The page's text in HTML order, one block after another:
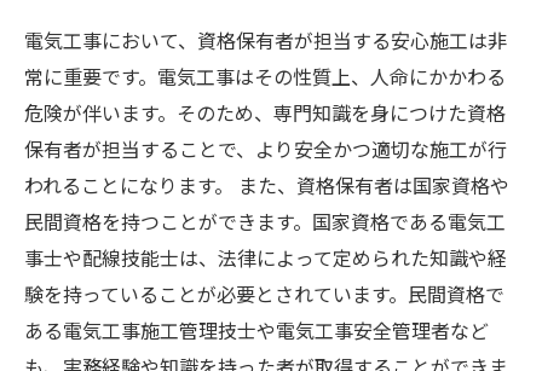
電気工事において、資格保有者が担当する安心施工は非
常に重要です。電気工事はその性質上、人命にかかわる
危険が伴います。そのため、専門知識を身につけた資格
保有者が担当することで、より安全かつ適切な施工が行
われることになります。 また、資格保有者は国家資格や
民間資格を持つことができます。国家資格である電気工
事士や配線技能士は、法律によって定められた知識や経
験を持っていることが必要とされています。民間資格で
ある電気工事施工管理技士や電気工事安全管理者など